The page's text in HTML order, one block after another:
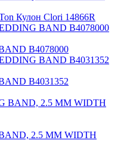
Кулон Clori 14866R
B4078000
B4031352
2.5 MM WIDTH